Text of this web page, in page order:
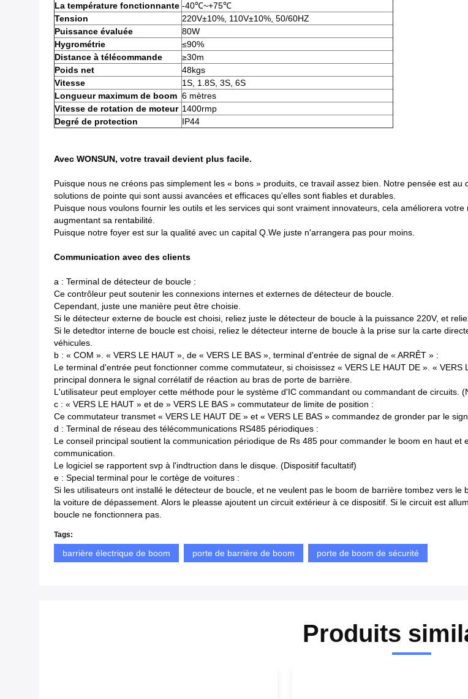
La température fonctionnante -40℃~+75℃
Tension
220V±10%, 110V±10%, 50/60HZ
Puissance évaluée
80W
Hygrométrie
≤90%
Distance à télécommande
≥30m
Poids net
48kgs
Vitesse
1S, 1.8S, 3S, 6S
Longueur maximum de boom 6 mètres
Vitesse de rotation de moteur 1400rmp
Degré de protection
IP44
Avec WONSUN, votre travail devient plus facile.
Puisque nous ne créons pas simplement les « bons » produits, ce travail assez bien. Notre pensée est
solutions de pointe qui sont aussi avancées et efficaces qu'elles sont fiables et durables.
Puisque nous voulons fournir les outils et les services qui sont vraiment innovateurs, cela améliorera
augmentant sa rentabilité.
Puisque notre foyer est sur la qualité avec un capital Q.We juste n'arrangera pas pour moins.
Communication avec des clients
a : Terminal de détecteur de boucle :
Ce contrôleur peut soutenir les connexions internes et externes de détecteur de boucle.
Cependant, juste une manière peut être choisie.
Si le détecteur externe de boucle est choisi, reliez juste le détecteur de boucle à la puissance 220V, et
Si le detedtor interne de boucle est choisi, reliez le détecteur interne de boucle à la prise sur la carte
véhicules.
b : « COM ». « VERS LE HAUT », de « VERS LE BAS », terminal d'entrée de signal de « ARRÊT » :
Le terminal d'entrée peut fonctionner comme commutateur, si choisissez « VERS LE HAUT DE ». «
principal donnera le signal corrélatif de réaction au bras de porte de barrière.
L'utilisateur peut employer cette méthode pour le système d'IC commandant ou commandant de circuits.
c : « VERS LE HAUT » et de » VERS LE BAS » commutateur de limite de position :
Ce commutateur transmet « VERS LE HAUT DE » et « VERS LE BAS » commandez de gronder par le
d : Terminal de réseau des télécommunications RS485 périodiques :
Le conseil principal soutient la communication périodique de Rs 485 pour commander le boom en haut
communication.
Le logiciel se rapportent svp à l'indtruction dans le disque. (Dispositif facultatif)
e : Special terminal pour le cortège de voitures :
Si les utilisateurs ont installé le détecteur de boucle, et ne veulent pas le boom de barrière tombez vers
la voiture de dépassement. Alors le pleasse ajoutent un circuit extérieur à ce dispositif. Si le circuit est
boucle ne fonctionnera pas.
Tags:
barrière électrique de boom porte de barrière de boom porte de boom de sécurité
Produits